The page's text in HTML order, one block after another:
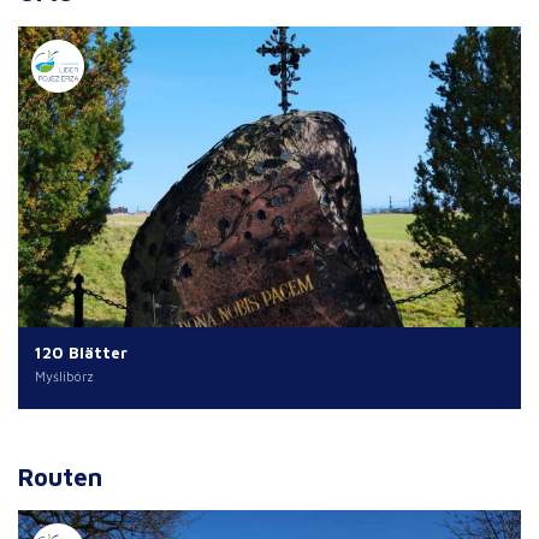
120 Blätter
Myślibórz
Routen